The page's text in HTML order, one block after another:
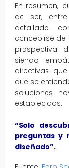
En resumen,
de ser,
detallado
concebirse de
prospectiva
siendo
directivas
que se
soluciones
establecidos.
“Solo
preguntas y
diseñado”.